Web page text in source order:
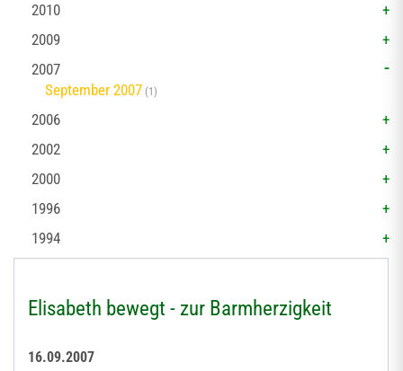
2010
2009
2007
September 2007 (1)
2006
2002
2000
1996
1994
Elisabeth bewegt - zur Barmherzigkeit
16.09.2007